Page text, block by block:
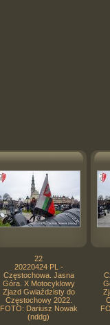
22
20220424 PL -
Częstochowa. Jasna
Góra. X Motocyklowy
Zjazd Gwiaździsty do
Częstochowy 2022.
FOTO: Dariusz Nowak
(nddg)